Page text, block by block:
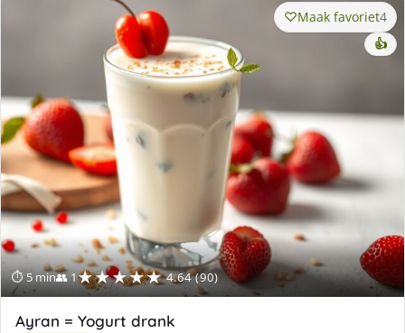
⏱ 5 min👥 1★★★★★ 4.64 (90)
Maak favoriet4
👍
Ayran = Yogurt drank